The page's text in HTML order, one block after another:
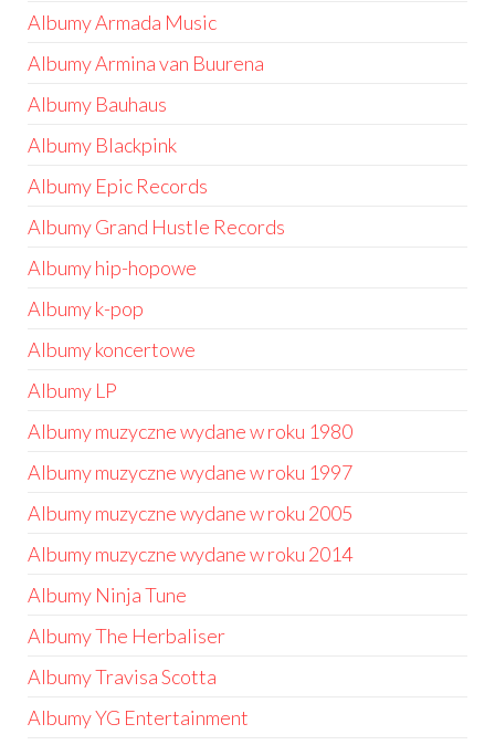
Albumy Armada Music
Albumy Armina van Buurena
Albumy Bauhaus
Albumy Blackpink
Albumy Epic Records
Albumy Grand Hustle Records
Albumy hip-hopowe
Albumy k-pop
Albumy koncertowe
Albumy LP
Albumy muzyczne wydane w roku 1980
Albumy muzyczne wydane w roku 1997
Albumy muzyczne wydane w roku 2005
Albumy muzyczne wydane w roku 2014
Albumy Ninja Tune
Albumy The Herbaliser
Albumy Travisa Scotta
Albumy YG Entertainment